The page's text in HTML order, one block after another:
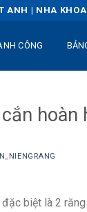
ANH | NHA
CÔNG
hoàn
biệt là 2